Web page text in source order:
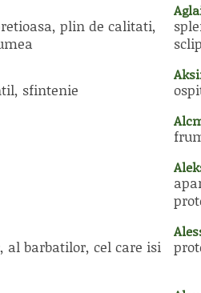
plin de calitati,
sfintenie
al barbatilor, cel care isi